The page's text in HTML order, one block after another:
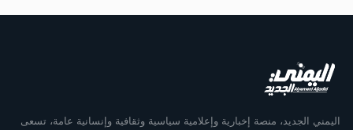
اليمني الجديد، منصة إخبارية وإعلامية سياسية وثقافية وإنسانية عامة، تسعى